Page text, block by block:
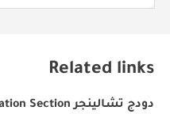
Related links
دودج تشالينجر Information Section